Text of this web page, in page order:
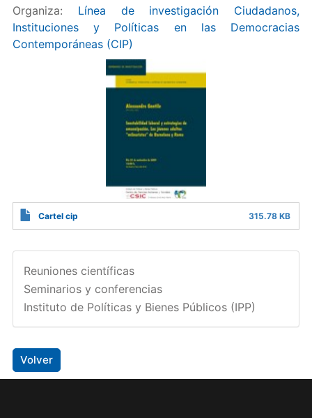
Organiza: Línea de investigación Ciudadanos,
Instituciones y Políticas en las Democracias
Contemporáneas (CIP)
Cartel cip 315.78 KB
Reuniones científicas
Seminarios y conferencias
Instituto de Políticas y Bienes Públicos (IPP)
Volver